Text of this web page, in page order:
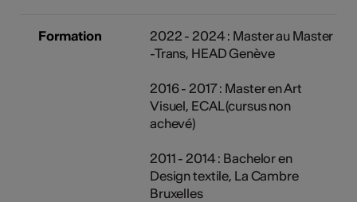
Formation
2022 - 2024 : Master au Master
-Trans, HEAD Genève
2016 - 2017 : Master en Art
Visuel, ECAL (cursus non
achevé)
2011 - 2014 : Bachelor en
Design textile, La Cambre
Bruxelles